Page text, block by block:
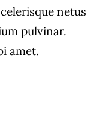
netus
pulvinar.
amet.